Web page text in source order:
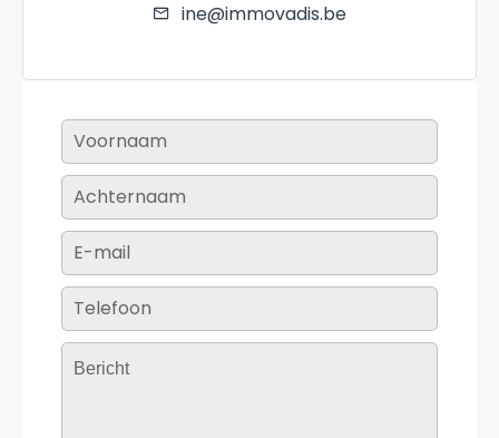
ine@immovadis.be